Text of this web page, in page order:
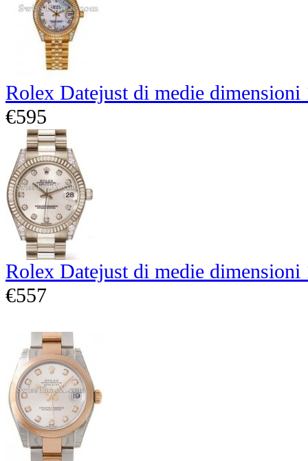
Rolex Datejust di medie dimensioni
€595
Rolex Datejust di medie dimensioni
€557